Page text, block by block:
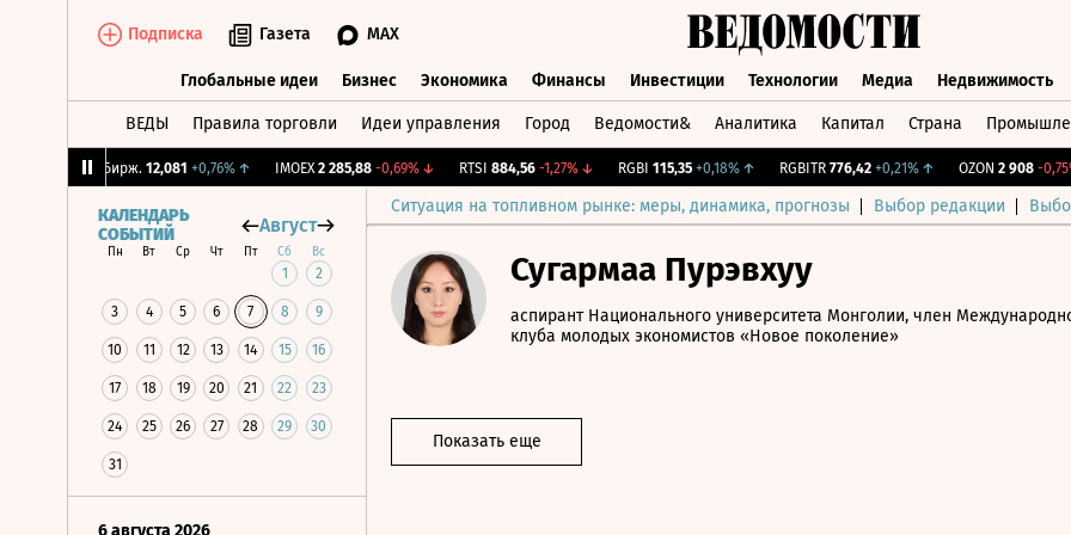
Подписка Газета MAX
Глобальные идеи Бизнес Экономика Финансы Инвестиции Технологии Медиа Недвижимость
ВЕДЫ Правила торговли Идеи управления Город Ведомости& Аналитика Капитал Страна
CNY Бирж. 12,081 +0,76%↑ IMOEX 2 285,88 -0,69%↓ RTSI 884,56 -1,27%↓ RGBI 115,35 +0,18% ↑ RGBITR 776,42 +0,21%↑ OZON 2 908 -0,75%
Ситуация на топливном рынке: меры, динамика, прогнозы Выбор редакции
КАЛЕНДАРЬ
СОБЫТИЙ
Август
Пн Вт Ср Чт Пт Сб Вс
1 2
3 4 5 6 7 8 9
10 11 12 13 14 15 16
17 18 19 20 21 22 23
24 25 26 27 28 29 30
31
6 августа 2026
Сугармаа Пурэвхуу
аспирант Национального университета Монголии, член
клуба молодых экономистов «Новое поколение»
Показать еще